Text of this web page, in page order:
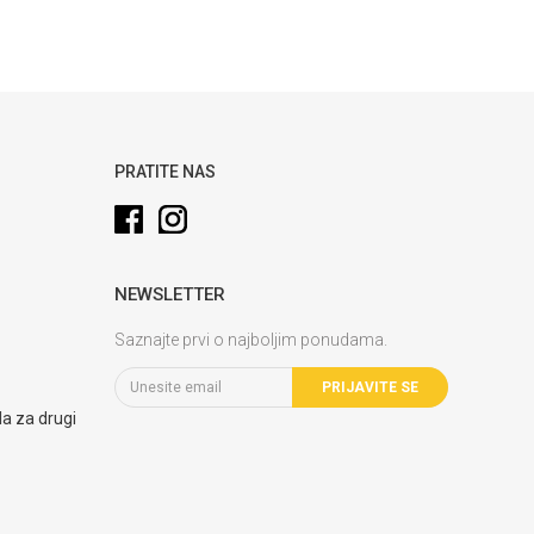
za drugi
PRATITE NAS
NEWSLETTER
Saznajte prvi o najboljim ponudama.
PRIJAVITE SE